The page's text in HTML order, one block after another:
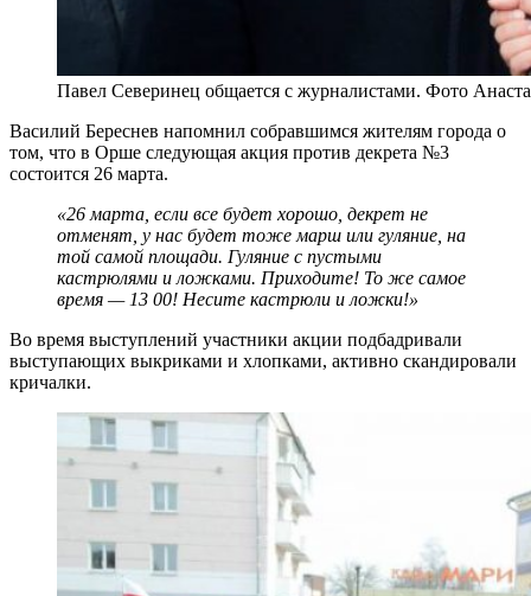
Павел Северинец общается с журналистами. Фото
Василий Береснев напомнил собравшимся жителям города о
том, что в Орше следующая акция против декрета №3
состоится 26 марта.
«26 марта, если все будет хорошо, декрет не
отменят, у нас будет тоже марш или гуляние, на
той самой площади. Гуляние с пустыми
кастрюлями и ложками. Приходите! То же самое
время — 13 00! Несите кастрюли и ложки!»
Во время выступлений участники акции подбадривали
выступающих выкриками и хлопками, активно скандировали
кричалки.